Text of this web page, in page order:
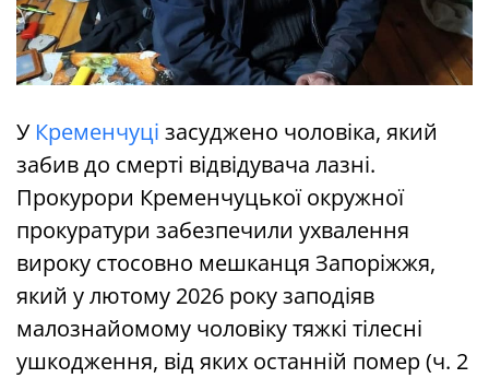
У Кременчуці засуджено чоловіка, який
забив до смерті відвідувача лазні.
Прокурори Кременчуцької окружної
прокуратури забезпечили ухвалення
вироку стосовно мешканця Запоріжжя,
який у лютому 2026 року заподіяв
малознайомому чоловіку тяжкі тілесні
ушкодження, від яких останній помер (ч. 2